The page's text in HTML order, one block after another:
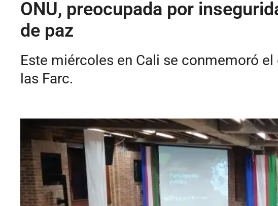
ONU, preocupada por
de paz
Este miércoles en Cali se conmemoró
las Farc.